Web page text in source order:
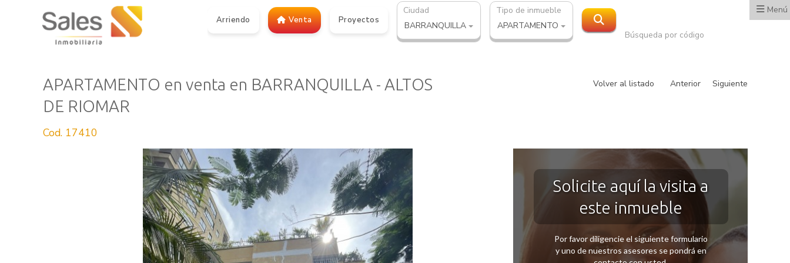
Menú
Arriendo Venta Proyectos
Ciudad
BARRANQUILLA
Tipo de inmueble
APARTAMENTO
Búsqueda por código
APARTAMENTO en venta en BARRANQUILLA - ALTOS
DE RIOMAR
Cod. 17410
Volver al listado Anterior Siguiente
Solicite aquí la visita a
este inmueble
Por favor diligencie el siguiente formulario
y uno de nuestros asesores se pondrá en